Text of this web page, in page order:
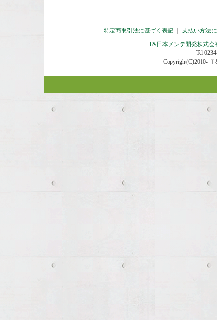
特定商取引法に基づく表記
支払い方法
T&日本メンテ開発株式会
Tel
Copyright(C)2010- Ｔ